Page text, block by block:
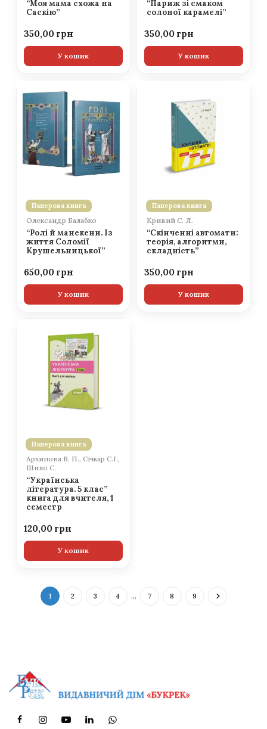
“Моя мама схожа на
Саскію”
350,00
У кошик
“Париж зі смаком
солоної карамелі”
350,00
У кошик
Паперова книга
Олександр Балабко
“Ролі й манекени. Із
життя Соломії
Крушельницької”
650,00
У кошик
Паперова книга
Кривий С. Л.
“Скінченні автомати:
теорія, алгоритми,
складність”
350,00
У кошик
Паперова книга
Архипова В. П., Січкар С.І.,
Шило С.
“Українська
література. 5 клас”
книга для вчителя, 1
семестр
120,00
У кошик
1 2 3 4 … 7 8 9